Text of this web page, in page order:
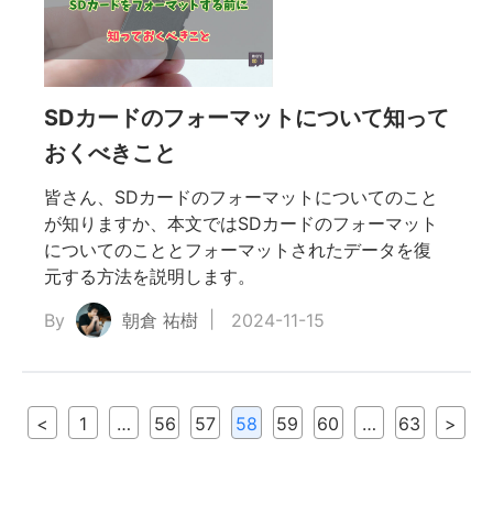
SDカードのフォーマットについて知って
おくべきこと
皆さん、SDカードのフォーマットについてのこと
が知りますか、本文ではSDカードのフォーマット
についてのこととフォーマットされたデータを復
元する方法を説明します。
By
朝倉 祐樹 2024-11-15
< 1 … 56 57 58 59 60 … 63 >